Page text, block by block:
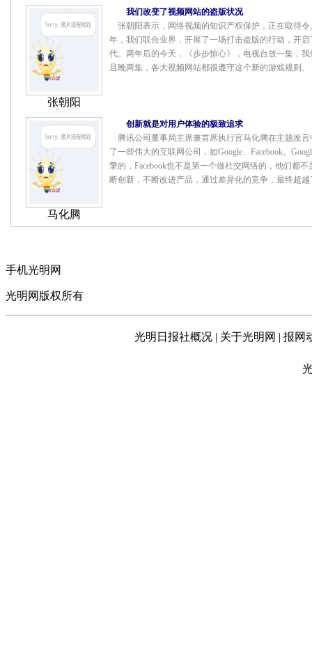
张朝阳
我们改变了视频网站的盗版状况
张朝阳表示，网络视频的知识产权保护，正在取得令
年，我们联合业界，开展了一场打击盗版的行动，开
代。两年后的今天，《步步惊心》，电视台放一集，
且晚两集，各大视频网站都很遵守这个新的游戏规则。
马化腾
创新就是对用户体验的极致追求
腾讯公司董事局主席兼首席执行官马化腾在主题发
了一些伟大的互联网公司，如Google、Facebook。
擎的，Facebook也不是第一个做社交网络的，他们都
断创新，不断改进产品，通过差异化的竞争，最终超
手机光明网
光明网版权所有
光明日报社概况 | 关于光明网 | 报网